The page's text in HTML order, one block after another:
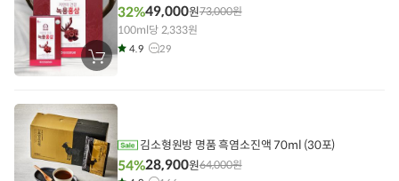
장
바
에
담
기
32%49,000원73,000원
100ml당 2,333원
4.9 29
김소형원방 명품 흑염소진액 70ml (30포)
54%28,900원64,000원